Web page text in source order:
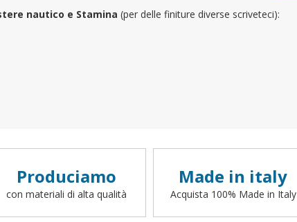
nautico e Stamina (per delle finiture diverse scriveteci):
Produciamo
con materiali di alta qualità
Made in italy
Acquista 100% Made in Italy